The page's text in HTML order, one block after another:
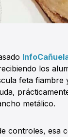
los
feta fiambre
metálico.
controles, esa